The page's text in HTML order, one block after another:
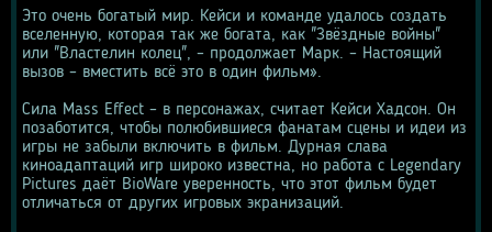
Это очень богатый мир. Кейси и команде удалось создать
вселенную, которая так же богата, как "Звёздные войны"
или "Властелин колец", – продолжает Марк. – Настоящий
вызов – вместить всё это в один фильм».
Сила Mass Effect – в персонажах, считает Кейси Хадсон. Он
позаботится, чтобы полюбившиеся фанатам сцены и идеи из
игры не забыли включить в фильм. Дурная слава
киноадаптаций игр широко известна, но работа с Legendary
Pictures даёт BioWare уверенность, что этот фильм будет
отличаться от других игровых экранизаций.